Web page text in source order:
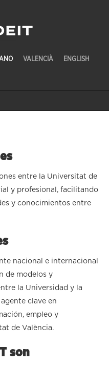
VALENCIÀ ENGLISH
entre la Universitat de
y profesional, facilitando
y conocimientos entre
nacional e internacional
de modelos y
la Universidad y la
clave en
empleo y
de València.
son